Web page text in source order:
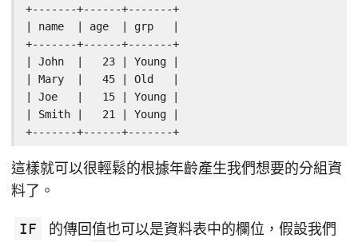
+-------+------+-------+
| name  | age  | grp   |
+-------+------+-------+
| John  |   23 | Young |
| Mary  |   45 | Old   |
| Joe   |   15 | Young |
| Smith |   21 | Young |
+-------+------+-------+
這樣就可以很輕鬆的根據年齡產生我們想要的分組資
料了。
IF
的傳回值也可以是資料表中的欄位，假設我們